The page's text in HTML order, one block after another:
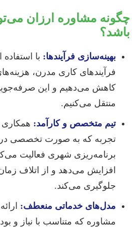
چگونه مشاوره ارزان
باشد؟
بهینه‌سازی فرآیندها: با
فرآیندهای کاری مدرن،
کاهش می‌دهیم و این
منتقل می‌کنیم.
تیم متخصص و کارآمد: همکاری
تجربه که به صورت تخصصی
برنامه‌ریزی شهری فعالیت
افزایش می‌دهد و از اتلاف
جلوگیری می‌کند.
مدل‌های خدماتی منعطف:
مشاوره که متناسب با نیاز و